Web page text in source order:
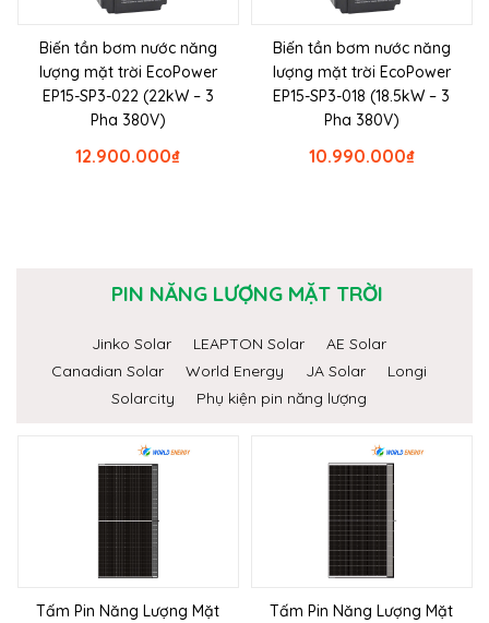
Biến tần bơm nước năng
lượng mặt trời EcoPower
EP15-SP3-022 (22kW – 3
Pha 380V)
₫
12.900.000
Biến tần bơm nước năng
lượng mặt trời EcoPower
EP15-SP3-018 (18.5kW – 3
Pha 380V)
₫
10.990.000
PIN NĂNG LƯỢNG MẶT TRỜI
Jinko Solar LEAPTON Solar
AE Solar
Canadian Solar
World Energy JA Solar
Longi
Solarcity
Phụ kiện pin năng lượng
Tấm Pin Năng Lượng Mặt
Tấm Pin Năng Lượng Mặt